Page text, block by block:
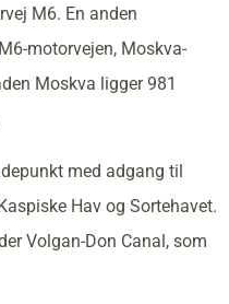
M6. En anden
motorvejen, Moskva-
Moskva ligger 981
med adgang til
Hav og Sortehavet.
Volgan-Don Canal, som